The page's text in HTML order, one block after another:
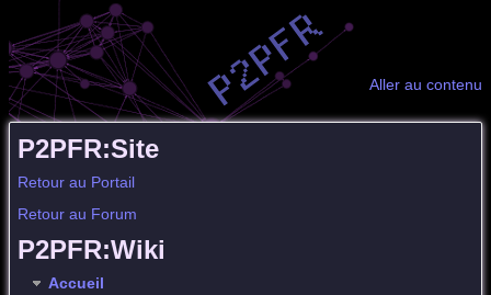
Aller au contenu
P2PFR:Site
Retour au Portail
Retour au Forum
P2PFR:Wiki
Accueil